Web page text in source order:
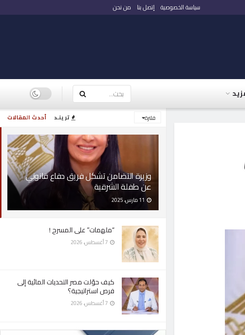
أحدث المقالات ترينـد فلترة
وزيرة التضامن تشكل فريق دفاع قانوني
عن طفلة الشرقية
“ملهمات” على المسرح !
كيف حوّلت مصر التحديات المائية إلى
فرص استراتيجية؟
سياسة الخصوصية إتصل بنا من نحن